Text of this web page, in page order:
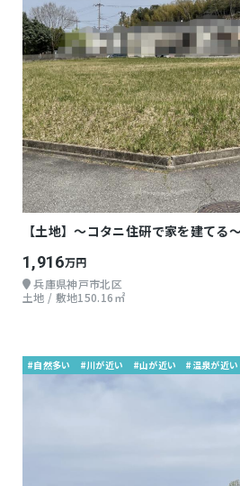
【土地】～コタニ住研で家を建てる
1,916万円
兵庫県神戸市北区
土地 / 敷地150.16㎡
#自然多い #川が近い #山が近い #温泉が近い